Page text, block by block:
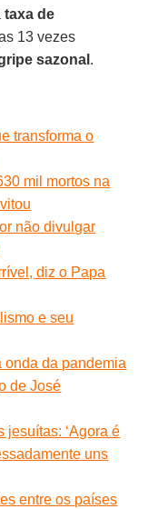
taxa de
13 vezes
sazonal .
transforma o
mil mortos na
não divulgar
diz o Papa
e seu
onda da pandemia
de José
jesuítas: ‘Agora é
uns
entre os países